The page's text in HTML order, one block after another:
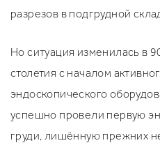
разрезов в подгрудной
Но ситуация изменилась в
столетия с началом
эндоскопического
успешно провели первую
груди, лишённую прежних